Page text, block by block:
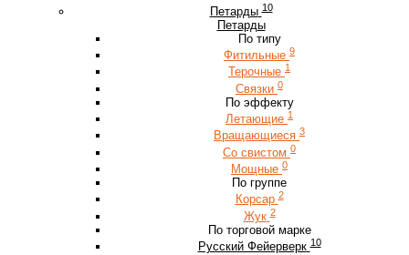
Петарды 10
Петарды
По типу
Фитильные 9
Терочные 1
Связки 0
По эффекту
Летающие 1
Вращающиеся 3
Со свистом 0
Мощные 0
По группе
Корсар 2
Жук 2
По торговой марке
Русский Фейерверк 10